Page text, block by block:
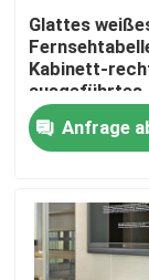
Nach Hause
Über uns
Kontakte
Glattes
Kabinett-
ausgeführtes
hölzernes
Anfrage